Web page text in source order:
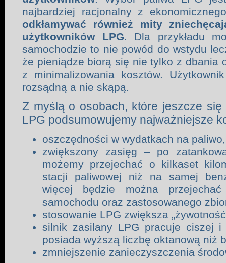
najbardziej racjonalny z
odkłamywać również mity
użytkowników LPG. Dla przykładu
samochodzie to nie powód do wstydu
że pieniądze biorą się nie tylko z dbania
z minimalizowania kosztów.
rozsądną a nie skąpą.
Z myślą o osobach, które jeszcze się
LPG podsumowujemy najważniejsze
oszczędności w wydatkach na paliwo,
zwiększony zasięg – po
możemy przejechać o kilkaset
stacji paliwowej niż na samej
więcej będzie można
samochodu oraz zastosowanego
stosowanie LPG zwiększa
silnik zasilany LPG pracuje ciszej
posiada wyższą liczbę oktanową niż
zmniejszenie zanieczyszczenia